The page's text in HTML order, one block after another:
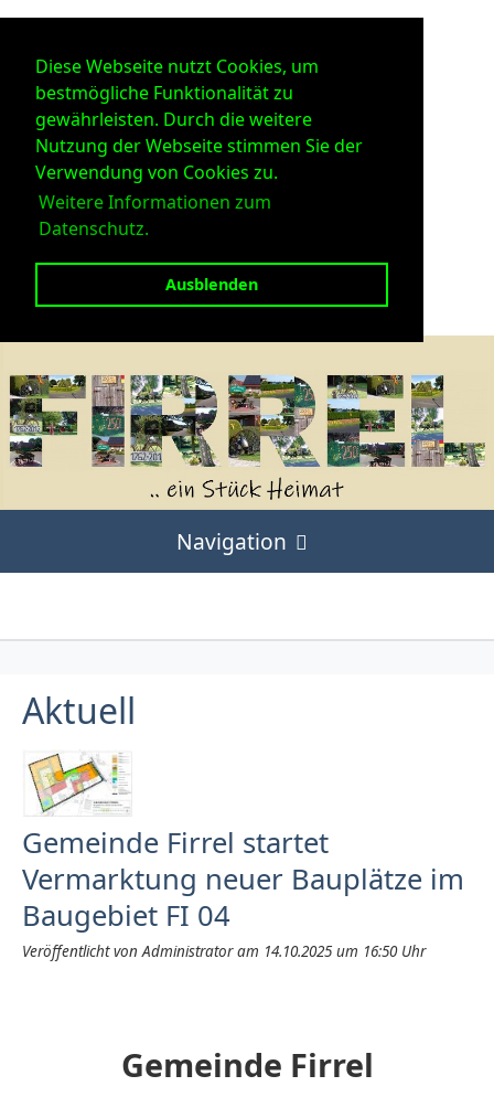
Diese Webseite nutzt Cookies, um
bestmögliche Funktionalität zu
gewährleisten. Durch die weitere
Nutzung der Webseite stimmen Sie der
Verwendung von Cookies zu.
Weitere Informationen zum
Datenschutz.
Ausblenden
Navigation
Firrel
2013
2014
2018
Spielplatz
Baugrundstücke
Redaktion
Auswanderung
Ostfriesen in Amerika (Link)
250 Jahre Firrel (2012)
Korso I
Jobs in Firrel
Verschenkbörse
Aktuell
Gemeinde Firrel startet
Vermarktung neuer Bauplätze im
Baugebiet FI 04
Veröffentlicht von Administrator am 14.10.2025 um 16:50 Uhr
Gemeinde Firrel